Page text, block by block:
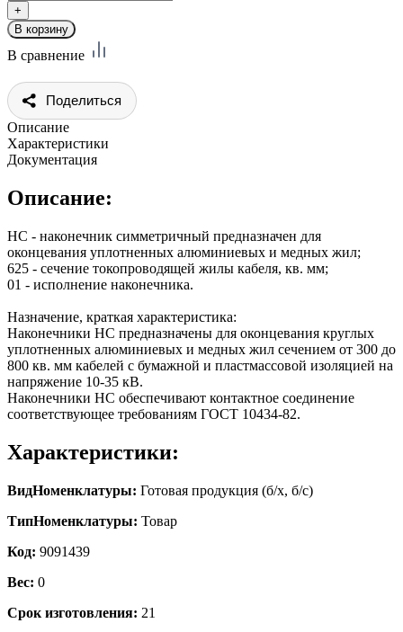
В сравнение
Поделиться
Описание
Характеристики
Документация
Описание:
НC - наконечник симметричный предназначен для
оконцевания уплотненных алюминиевых и медных жил;
625 - сечение токопроводящей жилы кабеля, кв. мм;
01 - исполнение наконечника.
Назначение, краткая характеристика:
Наконечники НС предназначены для оконцевания круглых
уплотненных алюминиевых и медных жил сечением от 300 до
800 кв. мм кабелей с бумажной и пластмассовой изоляцией на
напряжение 10-35 кВ.
Наконечники НС обеспечивают контактное соединение
соответствующее требованиям ГОСТ 10434-82.
Характеристики:
ВидНоменклатуры: Готовая продукция (б/х, б/с)
ТипНоменклатуры: Товар
Код: 9091439
Вес: 0
Срок изготовления: 21